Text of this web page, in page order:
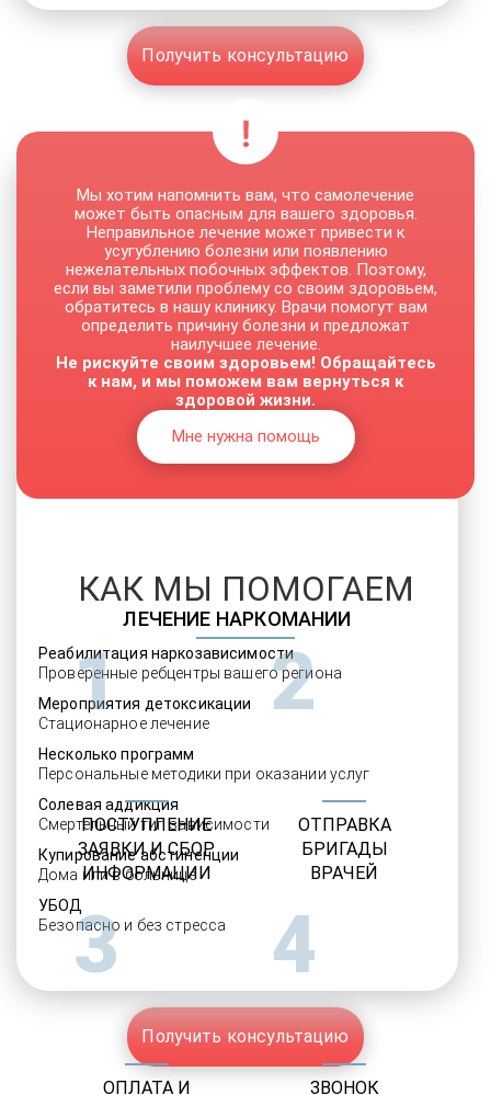
Получить консультацию
ЛЕЧЕНИЕ НАРКОМАНИИ
Реабилитация наркозависимости
Проверенные ребцентры вашего региона
Мероприятия детоксикации
Стационарное лечение
Несколько программ
Персональные методики при оказании услуг
Солевая аддикция
Смертельный тип зависимости
Купирование абстиненции
Дома или в больнице
УБОД
Безопасно и без стресса
Получить консультацию
Мы хотим напомнить вам, что самолечение
может быть опасным для вашего здоровья.
Неправильное лечение может привести к
усугублению болезни или появлению
нежелательных побочных эффектов. Поэтому,
если вы заметили проблему со своим здоровьем,
обратитесь в нашу клинику. Врачи помогут вам
определить причину болезни и предложат
наилучшее лечение.
Не рискуйте своим здоровьем! Обращайтесь
к нам, и мы поможем вам вернуться к
здоровой жизни.
Мне нужна помощь
КАК МЫ ПОМОГАЕМ
1
ПОСТУПЛЕНИЕ
ЗАЯВКИ И СБОР
ИНФОРМАЦИИ
2
ОТПРАВКА
БРИГАДЫ
ВРАЧЕЙ
3
ОПЛАТА И
4
ЗВОНОК